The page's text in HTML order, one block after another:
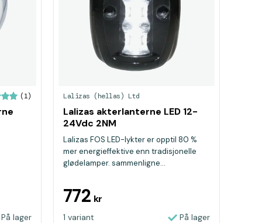
(1)
På lager
Lalizas (hellas) Ltd
Lalizas akterlanterne LED 12-
24Vdc 2NM
Lalizas FOS LED-lykter er opptil 80 %
mer energieffektive enn tradisjonelle
glødelamper. sammenligne...
772 kr
1 variant På lager